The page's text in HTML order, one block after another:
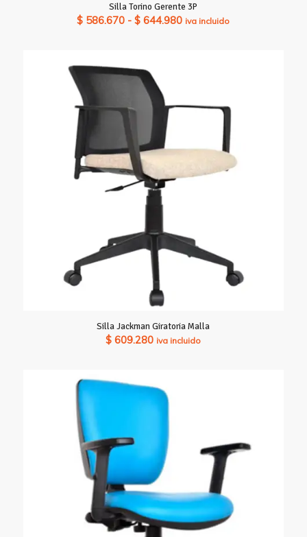
Silla Torino Gerente 3P
$ 586.670 - $ 644.980Rango
$ 644.980
iva incluido
Silla Jackman Giratoria Malla
$ 609.280 iva incluido